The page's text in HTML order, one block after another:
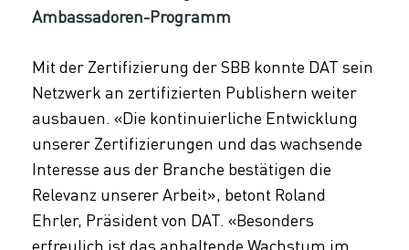
Ambassadoren-Programm
Mit der Zertifizierung der SBB konnte DAT sein
Netzwerk an zertifizierten Publishern weiter
ausbauen. «Die kontinuierliche Entwicklung
unserer Zertifizierungen und das wachsende
Interesse aus der Branche bestätigen die
Relevanz unserer Arbeit», betont Roland
Ehrler, Präsident von DAT. «Besonders
erfreulich ist das anhaltende Wachstum im